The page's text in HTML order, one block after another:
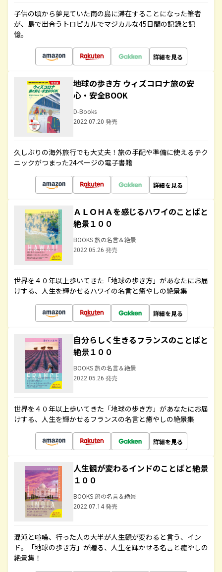
子供の頃から夢見ていた南の島に滞在することになった筆者
が、島で出合うトロピカルでマジカルな45日間の記録と記
憶。
詳細を見る
地球の歩き方 ウィズコロナ旅の安
心・安全BOOK
D-Books
2022.07.20 発売
久しぶりの海外旅行でも大丈夫！旅の手配や準備に使えるテク
ニックがつまった24ページの電子書籍
詳細を見る
ＡＬＯＨＡを感じるハワイのことばと
絶景１００
BOOKS 旅の名言＆絶景
2022.05.26 発売
世界を４０年以上歩いてきた「地球の歩き方」があなたにお届
けする、人生を輝かせるハワイの名言と癒やしの絶景集
詳細を見る
自分らしく生きるフランスのことばと
絶景１００
BOOKS 旅の名言＆絶景
2022.05.26 発売
世界を４０年以上歩いてきた「地球の歩き方」があなたにお届
けする、人生を輝かせるフランスの名言と癒やしの絶景集
詳細を見る
人生観が変わるインドのことばと絶景
１００
BOOKS 旅の名言＆絶景
2022.07.14 発売
混沌と喧噪、行った人の大半が人生観が変わると言う、イン
ド。「地球の歩き方」が贈る、人生を輝かせる名言と癒やしの
絶景集！